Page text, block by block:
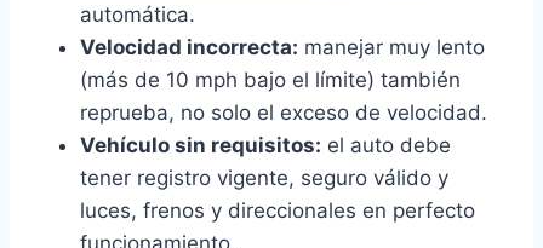
automática.
Velocidad incorrecta: manejar muy lento
(más de 10 mph bajo el límite) también
reprueba, no solo el exceso de velocidad.
Vehículo sin requisitos: el auto debe
tener registro vigente, seguro válido y
luces, frenos y direccionales en perfecto
funcionamiento.